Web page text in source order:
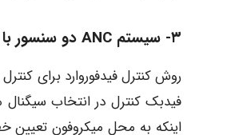
٣- سیستم ANC دو سنسور با کنترل نیدفوروارد
فیدبک کنترل در انتخاب سیگنال
اینکه به محل میکروفون تعیین